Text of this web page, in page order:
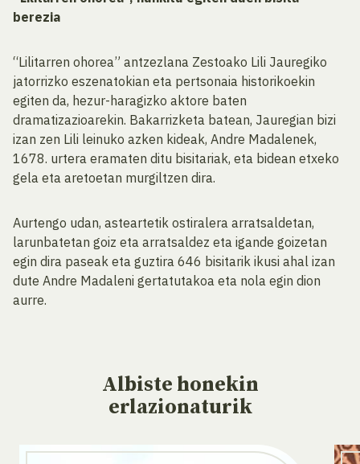
berezia
“Lilitarren ohorea” antzezlana Zestoako Lili Jauregiko
jatorrizko eszenatokian eta pertsonaia historikoekin
egiten da, hezur-haragizko aktore baten
dramatizazioarekin. Bakarrizketa batean, Jauregian bizi
izan zen Lili leinuko azken kideak, Andre Madalenek,
1678. urtera eramaten ditu bisitariak, eta bidean etxeko
gela eta aretoetan murgiltzen dira.
Aurtengo udan, asteartetik ostiralera arratsaldetan,
larunbatetan goiz eta arratsaldez eta igande goizetan
egin dira paseak eta guztira 646 bisitarik ikusi ahal izan
dute Andre Madaleni gertatutakoa eta nola egin dion
aurre.
Albiste honekin
erlazionaturik